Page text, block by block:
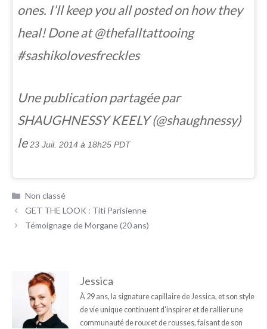
ones. I’ll keep you all posted on how they
heal! Done at @thefalltattooing
#sashikolovesfreckles
Une publication partagée par
SHAUGHNESSY KEELY (@shaughnessy)
le23 Juil. 2014 à 18h25 PDT
Catégories
Non classé
GET THE LOOK : Titi Parisienne
Témoignage de Morgane (20 ans)
Jessica
À 29 ans, la signature capillaire de Jessica, et son style
de vie unique continuent d'inspirer et de rallier une
communauté de roux et de rousses, faisant de son